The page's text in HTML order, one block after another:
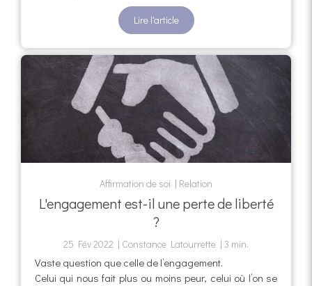
Lire l'article
Affirmation de soi Relation
L'engagement est-il une perte de liberté
?
25 Fév 2022 Constance Latourrette 3 min.
Vaste question que celle de l’engagement.
Celui qui nous fait plus ou moins peur, celui où l’on se